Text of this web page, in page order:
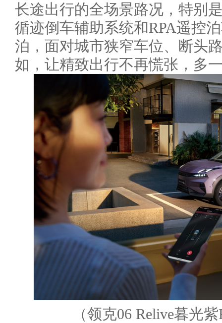
长途出行的全场景路况，特别
循迹倒车辅助系统和RPA遥控
泊，面对城市狭窄车位、断头
如，让精致出行不再慌张，多
（领克06 Relive暮光